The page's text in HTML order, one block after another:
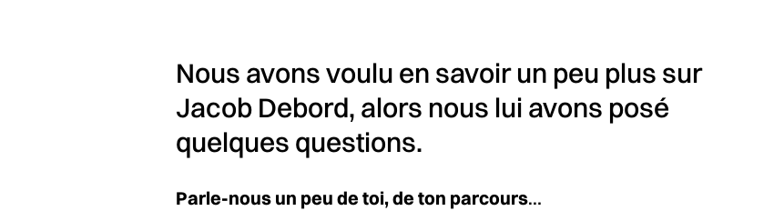
Nous avons voulu en savoir un peu plus sur
Jacob Debord, alors nous lui avons posé
quelques questions.
Parle-nous un peu de toi, de ton parcours…